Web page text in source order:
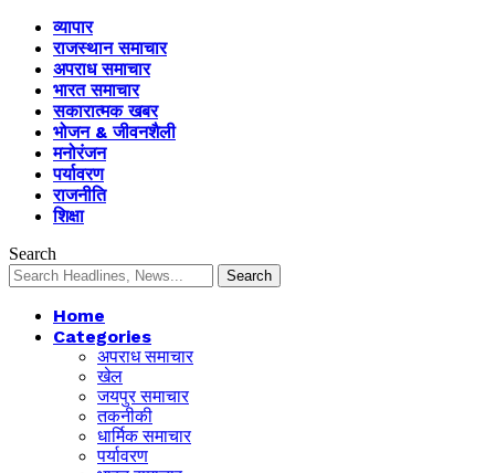
व्यापार
राजस्थान समाचार
अपराध समाचार
भारत समाचार
सकारात्मक खबर
भोजन & जीवनशैली
मनोरंजन
पर्यावरण
राजनीति
शिक्षा
Search
Home
Categories
अपराध समाचार
खेल
जयपुर समाचार
तकनीकी
धार्मिक समाचार
पर्यावरण